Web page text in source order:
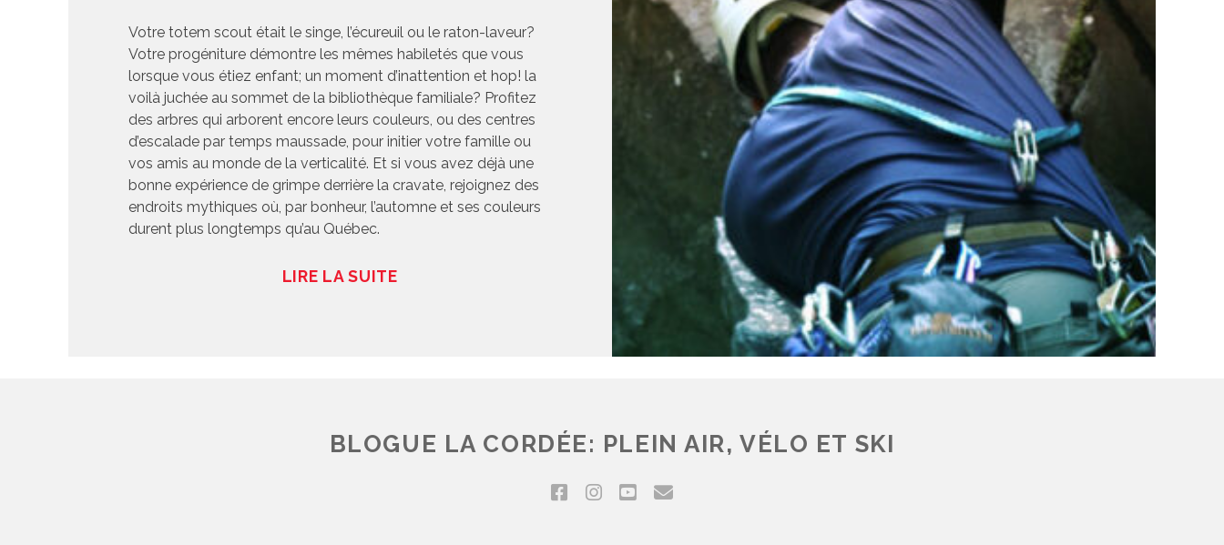
Votre totem scout était le singe, l’écureuil ou le raton-laveur?
Votre progéniture démontre les mêmes habiletés que vous
lorsque vous étiez enfant; un moment d’inattention et hop! la
voilà juchée au sommet de la bibliothèque familiale? Profitez
des arbres qui arborent encore leurs couleurs, ou des centres
d’escalade par temps maussade, pour initier votre famille ou
vos amis au monde de la verticalité. Et si vous avez déjà une
bonne expérience de grimpe derrière la cravate, rejoignez des
endroits mythiques où, par bonheur, l’automne et ses couleurs
durent plus longtemps qu’au Québec.
LIRE LA SUITE
BLOGUE LA CORDÉE: PLEIN AIR, VÉLO ET SKI